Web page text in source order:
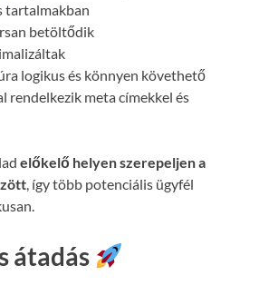
tartalmakban
betöltődik
logikus és könnyen követhető
rendelkezik meta címekkel és
előkelő helyen szerepeljen a
, így több potenciális ügyfél
átadás